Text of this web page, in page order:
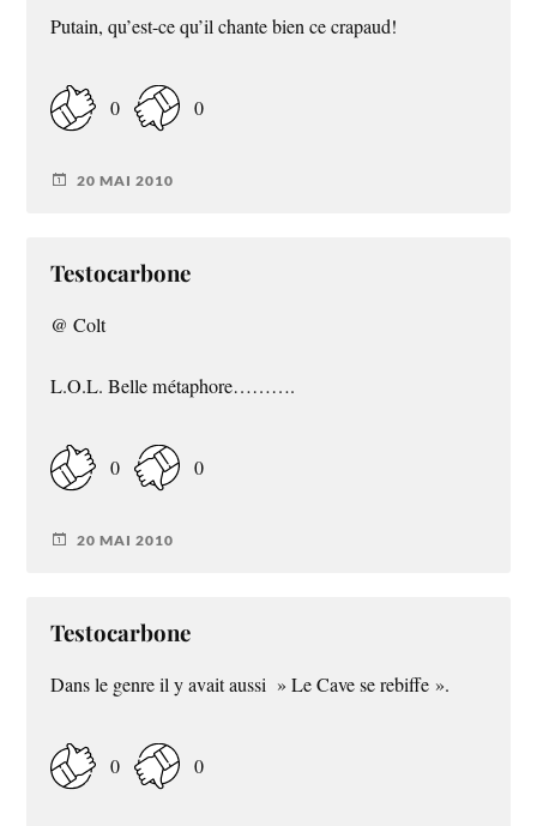
Putain, qu’est-ce qu’il chante bien ce crapaud!
0 0
20 MAI 2010
Testocarbone
@ Colt
L.O.L. Belle métaphore……….
0 0
20 MAI 2010
Testocarbone
Dans le genre il y avait aussi » Le Cave se rebiffe ».
0 0